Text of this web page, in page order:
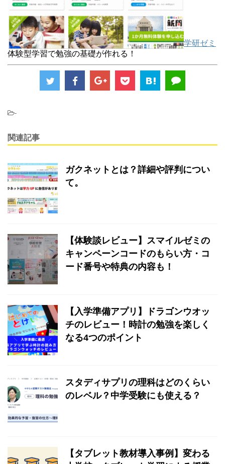
学研ゼミ
体験型学習で勉強の基礎が作れる！
-
関連記事
ガクネットとは？詳細や評判につい
て。
【体験談レビュー】スマイルゼミの
キャンペーンコードのもらい方・コ
ード番号や特典の内容も！
【入学準備アプリ】ドラゴンウオッ
チのレビュー！時計の勉強を楽しく
なる4つのポイント
スタディサプリの理科はどのくらい
のレベル？中学受験にも使える？
【タブレット教材導入事例】変わる